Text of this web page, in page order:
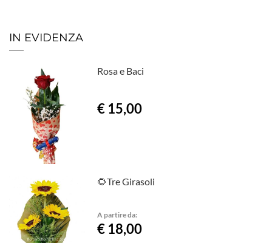
IN EVIDENZA
Rosa e Baci
€ 15,00
🌻Tre Girasoli
A partire da:
€ 18,00